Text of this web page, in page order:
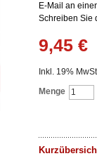
E-Mail an
Schreiben Sie
9,45 €
Inkl. 19%
Menge